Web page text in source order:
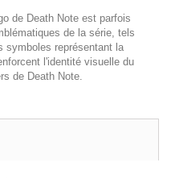
de Death Note est parfois
de la série, tels
symboles représentant la
l'identité visuelle du
de Death Note.